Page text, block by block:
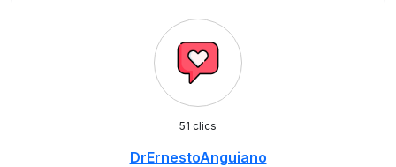
51 clics
DrErnestoAnguiano